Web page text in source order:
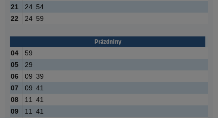
21
24 54
22
24 59
Prázdniny
04
59
05
29
06
09 39
07
09 41
08
11 41
09
11 41